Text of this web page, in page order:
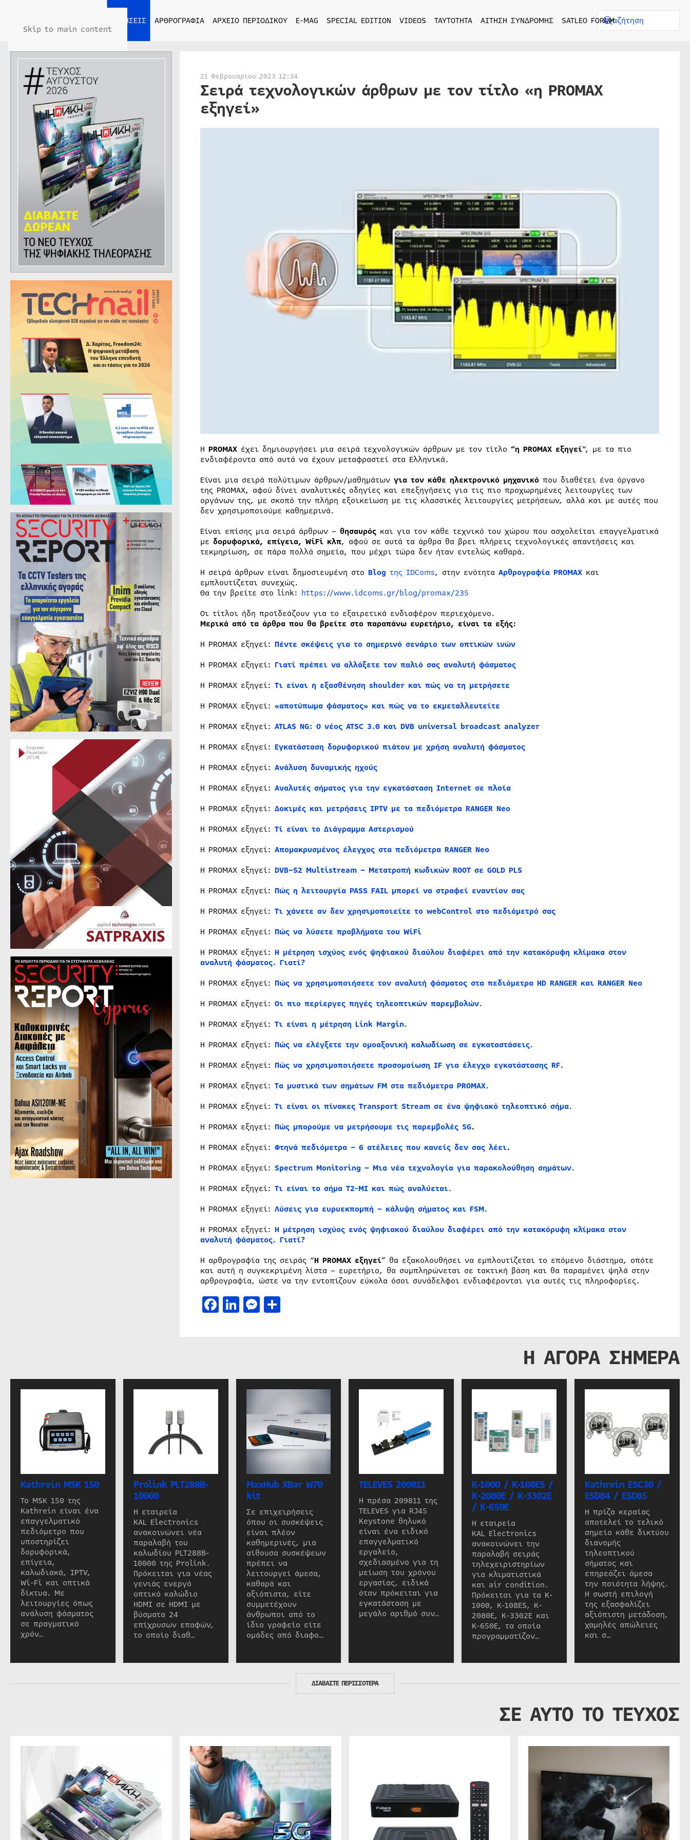
Skip to main content
ΕΙΔΗΣΕΙΣ ΑΡΘΡΟΓΡΑΦΙΑ ΑΡΧΕΙΟ ΠΕΡΙΟΔΙΚΟΥ E-MAG SPECIAL EDITION VIDEOS ΤΑΥΤΟΤΗΤΑ ΑΙΤΗΣΗ ΣΥΝΔΡΟΜΗΣ SATLEO FORUM
21 Φεβρουαρίου 2023 12:34
Σειρά τεχνολογικών άρθρων με τον τίτλο «η PROMAX
εξηγεί»
Η PROMAXέχει δημιουργήσει μια σειρά τεχνολογικών άρθρων με τον τίτλο “η PROMAX εξηγεί“, με τα πιο
ενδιαφέροντα από αυτά να έχουν μεταφραστεί στα Ελληνικά.
Είναι μια σειρά πολύτιμων άρθρων/μαθημάτων για τον κάθε ηλεκτρονικό μηχανικόπου διαθέτει ένα όργανο
της PROMAX, αφού δίνει αναλυτικές οδηγίες και επεξηγήσεις για τις πιο προχωρημένες λειτουργίες των
οργάνων της, με σκοπό την πλήρη εξοικείωση με τις κλασσικές λειτουργίες μετρήσεων, αλλά και με αυτές που
δεν χρησιμοποιούμε καθημερινά.
Είναι επίσης μια σειρά άρθρων – θησαυρόςκαι για τον κάθε τεχνικό του χώρου που ασχολείται επαγγελματικά
με δορυφορικά, επίγεια, WiFi κλπ, αφού σε αυτά τα άρθρα θα βρει πλήρεις τεχνολογικές απαντήσεις και
τεκμηρίωση, σε πάρα πολλά σημεία, που μέχρι τώρα δεν ήταν εντελώς καθαρά.
Η σειρά άρθρων είναι δημοσιευμένη στο Blog της IDComs, στην ενότητα Αρθρογραφία PROMAXκαι
εμπλουτίζεται συνεχώς.
Θα την βρείτε στο link: https://www.idcoms.gr/blog/promax/235
Οι τίτλοι ήδη προϊδεάζουν για το εξαιρετικά ενδιαφέρον περιεχόμενο.
Μερικά από τα άρθρα που θα βρείτε στο παραπάνω ευρετήριο, είναι τα εξής:
Η PROMAX εξηγεί: Πέντε σκέψεις για το σημερινό σενάριο των οπτικών ινών
Η PROMAX εξηγεί: Γιατί πρέπει να αλλάξετε τον παλιό σας αναλυτή φάσματος
Η PROMAX εξηγεί: Τι είναι η εξασθένηση shoulder και πώς να τη μετρήσετε
Η PROMAX εξηγεί: «αποτύπωμα φάσματος» και πώς να το εκμεταλλευτείτε
Η PROMAX εξηγεί: ATLAS NG: Ο νέος ATSC 3.0 και DVB universal broadcast analyzer
Η PROMAX εξηγεί: Εγκατάσταση δορυφορικού πιάτου με χρήση αναλυτή φάσματος
Η PROMAX εξηγεί: Ανάλυση δυναμικής ηχούς
Η PROMAX εξηγεί: Αναλυτές σήματος για την εγκατάσταση Internet σε πλοία
Η PROMAX εξηγεί: Δοκιμές και μετρήσεις IPTV με τα πεδιόμετρα RANGER Neo
Η PROMAX εξηγεί: Τί είναι το Διάγραμμα Αστερισμού
Η PROMAX εξηγεί: Απομακρυσμένος έλεγχος στα πεδιόμετρα RANGER Neo
Η PROMAX εξηγεί: DVB–S2 Multistream – Μετατροπή κωδικών ROOT σε GOLD PLS
Η PROMAX εξηγεί: Πώς η λειτουργία PASS FAIL μπορεί να στραφεί εναντίον σας
Η PROMAX εξηγεί: Τι χάνετε αν δεν χρησιμοποιείτε το webControl στο πεδιόμετρό σας
Η PROMAX εξηγεί: Πώς να λύσετε προβλήματα του WiFi
Η PROMAX εξηγεί: Η μέτρηση ισχύος ενός ψηφιακού διαύλου διαφέρει από την κατακόρυφη κλίμακα στον
αναλυτή φάσματος. Γιατί?
Η PROMAX εξηγεί: Πώς να χρησιμοποιήσετε τον αναλυτή φάσματος στα πεδιόμετρα HD RANGER και RANGER Neo
Η PROMAX εξηγεί: Οι πιο περίεργες πηγές τηλεοπτικών παρεμβολών.
Η PROMAX εξηγεί: Τι είναι η μέτρηση Link Margin.
Η PROMAX εξηγεί: Πώς να ελέγξετε την ομοαξονική καλωδίωση σε εγκαταστάσεις.
Η PROMAX εξηγεί: Πώς να χρησιμοποιήσετε προσομοίωση IF για έλεγχο εγκατάστασης RF.
Η PROMAX εξηγεί: Τα μυστικά των σημάτων FM στα πεδιόμετρα PROMAX.
Η PROMAX εξηγεί: Τι είναι οι πίνακες Transport Stream σε ένα ψηφιακό τηλεοπτικό σήμα.
Η PROMAX εξηγεί: Πώς μπορούμε να μετρήσουμε τις παρεμβολές 5G.
Η PROMAX εξηγεί: Φτηνά πεδιόμετρα – 6 ατέλειες που κανείς δεν σας λέει.
Η PROMAX εξηγεί: Spectrum Monitoring – Μια νέα τεχνολογία για παρακολούθηση σημάτων.
Η PROMAX εξηγεί: Τι είναι το σήμα T2-MI και πώς αναλύεται.
Η PROMAX εξηγεί: Λύσεις για ευρυεκπομπή – κάλυψη σήματος και FSM.
Η PROMAX εξηγεί: Η μέτρηση ισχύος ενός ψηφιακού διαύλου διαφέρει από την κατακόρυφη κλίμακα στον
αναλυτή φάσματος. Γιατί?
Η αρθρογραφία της σειράς “Η PROMAX εξηγεί” θα εξακολουθήσει να εμπλουτίζεται το επόμενο διάστημα, οπότε
και αυτή η συγκεκριμένη λίστα – ευρετήριο, θα συμπληρώνεται σε τακτική βάση και θα παραμένει ψηλά στην
αρθρογραφία, ώστε να την εντοπίζουν εύκολα όσοι συνάδελφοι ενδιαφέρονται για αυτές τις πληροφορίες.
Facebook
LinkedIn
Messenger
Μοιραστείτε
Η ΑΓΟΡΑ ΣΗΜΕΡΑ
Kathrein MSK 150
Το MSK 150 της
Kathrein είναι ένα
επαγγελματικό
πεδιόμετρο που
υποστηρίζει
δορυφορικά,
επίγεια,
καλωδιακά, IPTV,
Wi-Fi και οπτικά
δίκτυα. Με
λειτουργίες όπως
ανάλυση φάσματος
σε πραγματικό
χρόν…
Prolink PLT288B-
10000
Η εταιρεία
KAL Electronics
ανακοινώνει νέα
παραλαβή του
καλωδίου PLT288B-
10000 της Prolink.
Πρόκειται για νέας
γενιάς ενεργό
οπτικό καλώδιο
HDMI σε HDMI με
βύσματα 24
επίχρυσων επαφών,
το οποίο διαθ…
MaxHub XBar W70
kit
Σε επιχειρήσεις
όπου οι συσκέψεις
είναι πλέον
καθημερινές, μια
αίθουσα συσκέψεων
πρέπει να
λειτουργεί άμεσα,
καθαρά και
αξιόπιστα, είτε
συμμετέχουν
άνθρωποι από το
ίδιο γραφείο είτε
ομάδες από διαφο…
TELEVES 209811
Η πρέσα 209811 της
TELEVES για RJ45
Keystone θηλυκό
είναι ένα ειδικό
επαγγελματικό
εργαλείο,
σχεδιασμένο για τη
μείωση του χρόνου
εργασίας, ειδικά
όταν πρόκειται για
εγκατάσταση με
μεγάλο αριθμό συν…
K-1000 / K-108ES /
K-2080E / K-3302E
/ K-650E
Η εταιρεία
KAL Electronics
ανακοινώνει την
παραλαβή σειράς
τηλεχειριστηρίων
για κλιματιστικά
και air condition.
Πρόκειται για τα K-
1000, K-108ES, K-
2080E, K-3302E και
K-650E, τα οποία
προγραμματίζον…
Kathrein ESC30 /
ESD84 / ESD85
Η πρίζα κεραίας
αποτελεί το τελικό
σημείο κάθε δικτύου
διανομής
τηλεοπτικού
σήματος και
επηρεάζει άμεσα
την ποιότητα λήψης.
Η σωστή επιλογή
της εξασφαλίζει
αξιόπιστη μετάδοση,
χαμηλές απώλειες
και σ…
ΔΙΑΒΑΣΤΕ ΠΕΡΙΣΣΟΤΕΡΑ
ΣΕ ΑΥΤΟ ΤΟ ΤΕΥΧΟΣ